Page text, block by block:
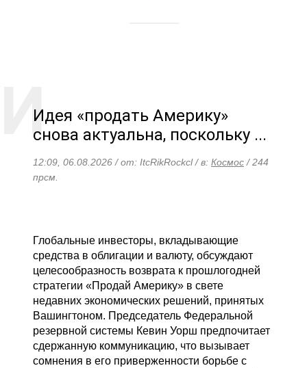
Идея «продать Америку»
снова актуальна, поскольку ...
12:09, 06.08.2026 / от: ItcRikRockcl / в: Космос / 244
прсм.
Глобальные инвесторы, вкладывающие
средства в облигации и валюту, обсуждают
целесообразность возврата к прошлогодней
стратегии «Продай Америку» в свете
недавних экономических решений, принятых
Вашингтоном. Председатель Федеральной
резервной системы Кевин Уорш предпочитает
сдержанную коммуникацию, что вызывает
сомнения в его приверженности борьбе с